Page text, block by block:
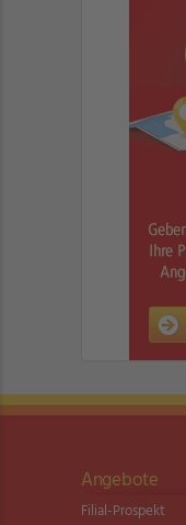
Angebote
Filial-Prospekt